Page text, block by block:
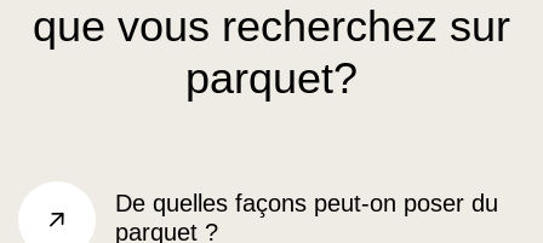
que vous recherchez sur
parquet?
sr.arrow right
De quelles façons peut-on poser du
parquet ?